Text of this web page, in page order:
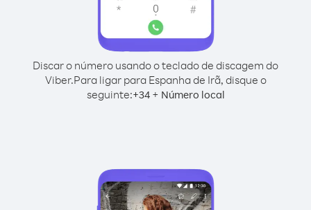
Discar o número usando o teclado de discagem do
Viber.Para ligar para Espanha de Irã, disque o
seguinte:+34+ Número local